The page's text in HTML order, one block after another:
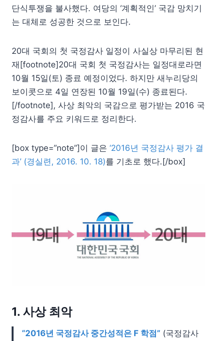
단식투쟁을 불사했다. 여당의 ‘계획적인’ 국감 망치기
는 대체로 성공한 것으로 보인다.
20대 국회의 첫 국정감사 일정이 사실상 마무리된 현
재[footnote]20대 국회 첫 국정감사는 일정대로라면
10월 15일(토) 종료 예정이었다. 하지만 새누리당의
보이콧으로 4일 연장된 10월 19일(수) 종료된다.
[/footnote], 사상 최악의 국감으로 평가받는 2016 국
정감사를 주요 키워드로 정리한다.
[box type=”note”]이 글은 ‘2016년 국정감사 평가 결
과’ (경실련, 2016. 10. 18)를 기초로 했다.[/box]
1. 사상 최악
“2016년 국정감사 중간성적은 F 학점” (국정감사